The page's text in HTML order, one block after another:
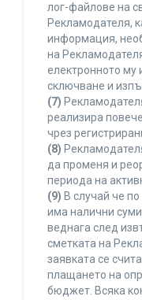
лог-файлове на
Рекламодателя,
информация,
на
електронното му
сключване и
(7)
реализира
чрез
(8)
да променя и
периода на
(9) В случай че
има налични
веднага след
сметката на
заявката се
плащането на
бюджет. Всяка